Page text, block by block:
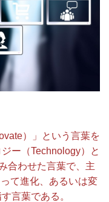
）」という言葉を
ー（Technology）と
合わせた言葉で、主
て進化、あるいは変
言葉である。